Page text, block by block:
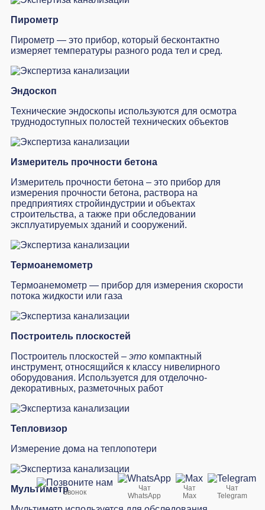
Пирометр
Пирометр — это прибор, который бесконтактно
измеряет температуры разного рода тел и сред.
Эндоскоп
Технические эндоскопы используются для осмотра
труднодоступных полостей технических объектов
Измеритель прочности бетона
Измеритель прочности бетона – это прибор для
измерения прочности бетона, раствора на
предприятиях стройиндустрии и объектах
строительства, а также при обследовании
эксплуатируемых зданий и сооружений.
Термоанемометр
Термоанемометр — прибор для измерения скорости
потока жидкости или газа
Построитель плоскостей
Построитель плоскостей – этокомпактный
инструмент, относящийся к классу нивелирного
оборудования. Используется для отделочно-
декоративных, разметочных работ
Тепловизор
Измерение дома на теплопотери
МультиметрЗвонок
Чат
WhatsApp
Чат
Max
Чат
Telegram